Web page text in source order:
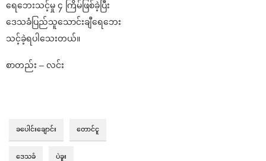
ရေဘေးသင့်မှု ၄ ကြိမ်ဖြစ်ခဲ့ပြီး
ဒေသခံပြည်သူသောင်းချီရေဘေး
သင့်ခဲ့ရပါသေးတယ်။
စာတည်း – လင်း
ခပေါင်းချောင်း တောင်ငူ
ဒေသခံ ပဲခူး